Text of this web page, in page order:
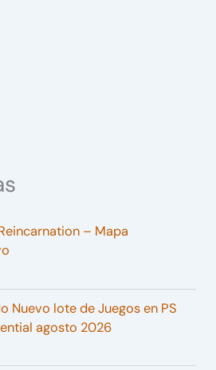
– Mapa
Nuevo lote de Juegos en PS
agosto 2026